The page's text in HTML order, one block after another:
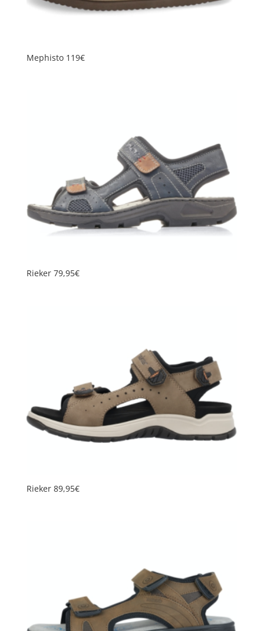
Mephisto 119€
Rieker 79,95€
Rieker 89,95€